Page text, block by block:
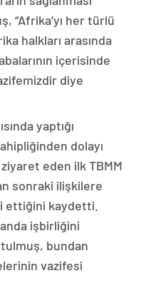
“Afrika’yı her türlü
halkları arasında
içerisinde
diye
yaptığı
dolayı
eden ilk TBMM
sonraki ilişkilere
ettiğini kaydetti.
işbirliğini
bundan
vazifesi